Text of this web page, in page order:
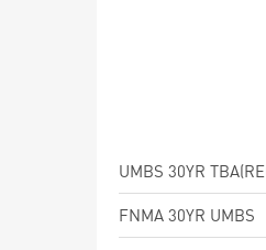
UMBS 30YR
FNMA 30YR UMBS